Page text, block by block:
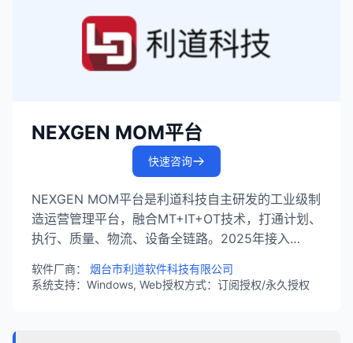
NEXGEN MOM平台
快速咨询
NEXGEN MOM平台是利道科技自主研发的工业级制
造运营管理平台，融合MT+IT+OT技术，打通计划、
执行、质量、物流、设备全链路。2025年接入
软件厂商： 烟台市利道软件科技有限公司
系统支持：Windows, Web授权方式：订阅授权/永久授权